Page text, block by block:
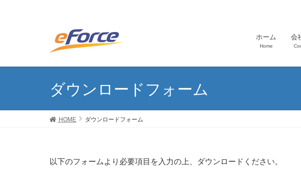
ホーム
Home
会
ダウンロードフォーム
HOME ダウンロードフォーム
以下のフォームより必要項目を入力の上、ダウンロードください。